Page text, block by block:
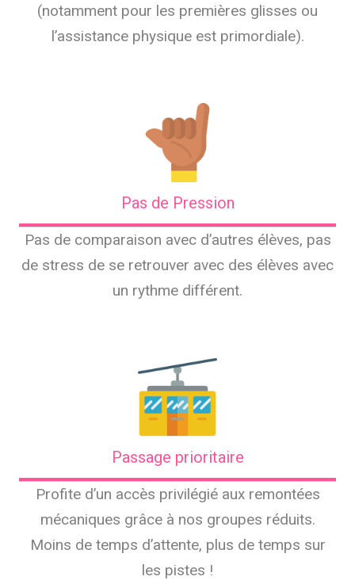
(notamment pour les premières glisses ou
l’assistance physique est primordiale).
Pas de Pression
Pas de comparaison avec d’autres élèves, pas
de stress de se retrouver avec des élèves avec
un rythme différent.
Passage prioritaire
Profite d’un accès privilégié aux remontées
mécaniques grâce à nos groupes réduits.
Moins de temps d’attente, plus de temps sur
les pistes !